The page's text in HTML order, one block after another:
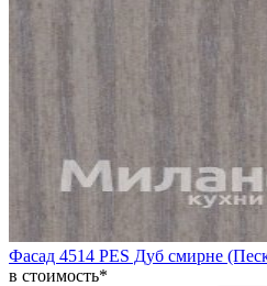
Фасад 4514 PES Дуб смирне
в стоимость*